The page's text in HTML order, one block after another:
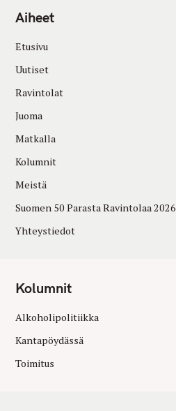
Aiheet
Etusivu
Uutiset
Ravintolat
Juoma
Matkalla
Kolumnit
Meistä
Suomen 50 Parasta Ravintolaa 2026
Yhteystiedot
Kolumnit
Alkoholipolitiikka
Kantapöydässä
Toimitus